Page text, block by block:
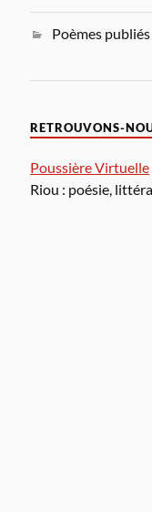
Poèmes publiés
RETROUVONS-
Poussière Virtuelle
Riou : poésie,